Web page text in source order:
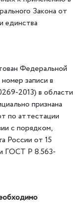
Закона от
Федеральной
записи в
2013) в области
признана
по аттестации
с порядком,
России от 15
ГОСТ Р 8.563-